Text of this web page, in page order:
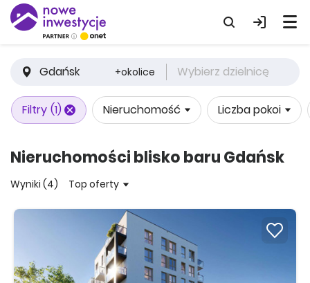
Gdańsk +okolice Wybierz dzielnicę
Filtry (1) Nieruchomość Liczba pokoi
Nieruchomości blisko baru Gdańsk
Wyniki (4) Top oferty